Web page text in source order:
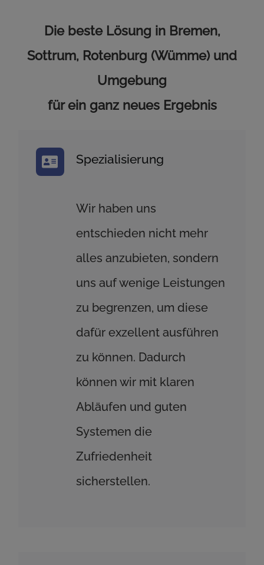
Die beste Lösung in Bremen,
Sottrum, Rotenburg (Wümme) und
Umgebung
für ein ganz neues Ergebnis
Spezialisierung
Wir haben uns
entschieden nicht mehr
alles anzubieten, sondern
uns auf wenige Leistungen
zu begrenzen, um diese
dafür exzellent ausführen
zu können. Dadurch
können wir mit klaren
Abläufen und guten
Systemen die
Zufriedenheit
sicherstellen.